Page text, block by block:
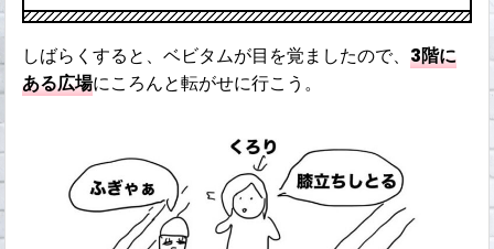
しばらくすると、ベビタムが目を覚ましたので、3階に
ある広場にころんと転がせに行こう。